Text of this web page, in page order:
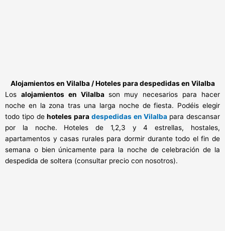
Alojamientos en Vilalba / Hoteles para despedidas en Vilalba
Los alojamientos en Vilalba son muy necesarios para hacer
noche en la zona tras una larga noche de fiesta. Podéis elegir
todo tipo dehoteles para despedidas en Vilalba para descansar
por la noche. Hoteles de 1,2,3 y 4 estrellas, hostales,
apartamentos y casas rurales para dormir durante todo el fin de
semana o bien únicamente para la noche de celebración de la
despedida de soltera (consultar precio con nosotros).